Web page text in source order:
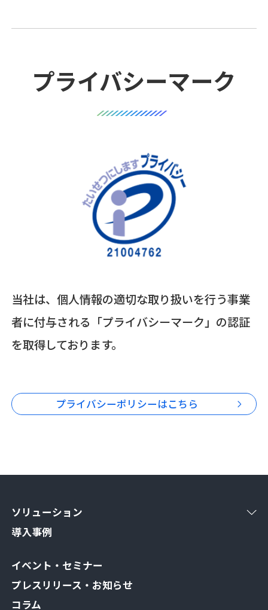
プライバシーマーク
当社は、個人情報の適切な取り扱いを行う事業
者に付与される「プライバシーマーク」の認証
を取得しております。
プライバシーポリシーはこちら
ソリューション
導入事例
イベント・セミナー
プレスリリース・お知らせ
コラム